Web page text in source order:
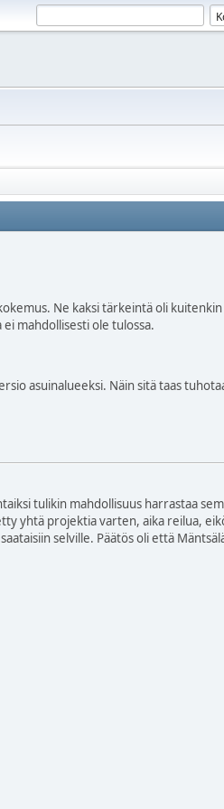
Ne kaksi tärkeintä oli
mahdollisesti ole tulossa.
asuinalueeksi. Näin sitä taas
tulikin mahdollisuus harrastaa
yhtä projektia varten, aika reilua,
selville. Päätös oli että